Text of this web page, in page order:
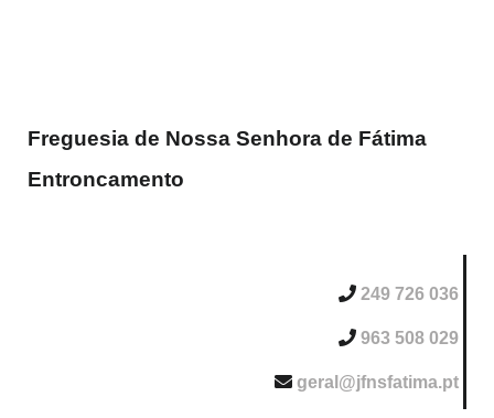
Freguesia de Nossa Senhora de Fátima
Entroncamento
249 726 036
963 508 029
geral@jfnsfatima.pt